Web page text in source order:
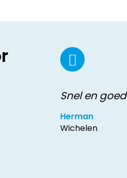
Snel en goed
Herman
Wichelen